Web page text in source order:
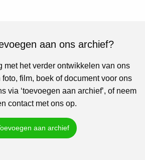
aan ons archief?
met het verder ontwikkelen van ons
film, boek of document voor ons
via ‘toevoegen aan archief’, of neem
contact met ons op.
aan archief